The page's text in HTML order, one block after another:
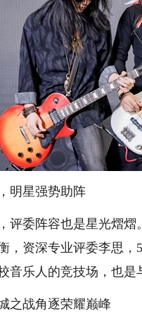
明星强势助阵
评委阵容也是星光熠
，资深专业评委李思，
音乐人的竞技场，也是
之战角逐荣耀巅峰